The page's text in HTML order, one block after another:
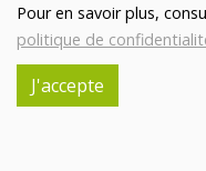
Pour en savoir plus,
politique de
J'accepte